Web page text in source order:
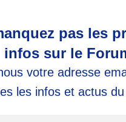
pas les
infos sur le
votre adresse
les infos et actus